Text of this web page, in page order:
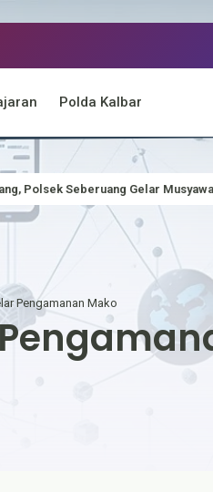
Polda Kalbar
Bersama Muspika dan
Pengamanan Mako